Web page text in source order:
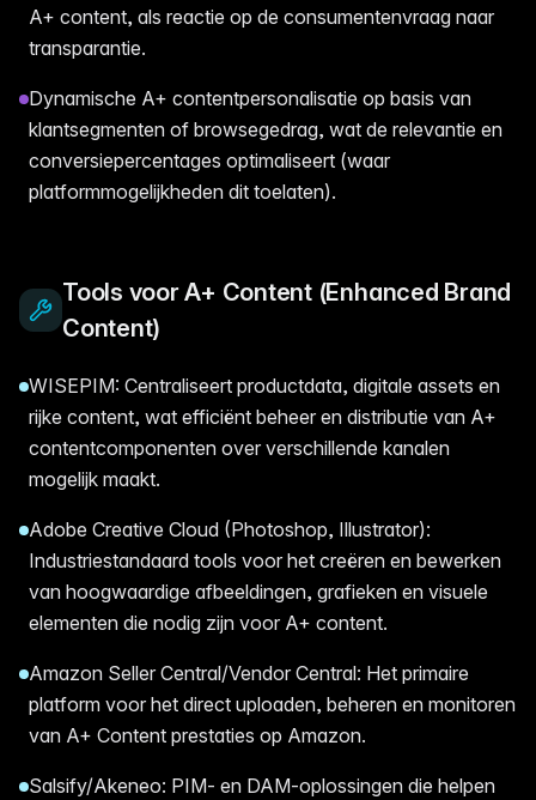
A+ content, als reactie op de consumentenvraag naar
transparantie.
Dynamische A+ contentpersonalisatie op basis van
klantsegmenten of browsegedrag, wat de relevantie en
conversiepercentages optimaliseert (waar
platformmogelijkheden dit toelaten).
Tools voor A+ Content (Enhanced Brand
Content)
WISEPIM: Centraliseert productdata, digitale assets en
rijke content, wat efficiënt beheer en distributie van A+
contentcomponenten over verschillende kanalen
mogelijk maakt.
Adobe Creative Cloud (Photoshop, Illustrator):
Industriestandaard tools voor het creëren en bewerken
van hoogwaardige afbeeldingen, grafieken en visuele
elementen die nodig zijn voor A+ content.
Amazon Seller Central/Vendor Central: Het primaire
platform voor het direct uploaden, beheren en monitoren
van A+ Content prestaties op Amazon.
Salsify/Akeneo: PIM- en DAM-oplossingen die helpen